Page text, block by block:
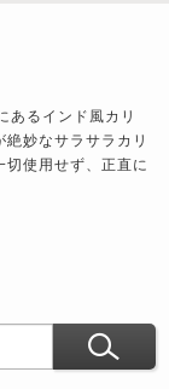
あるインド風カリ
妙なサラサラカリ
切使用せず、正直に